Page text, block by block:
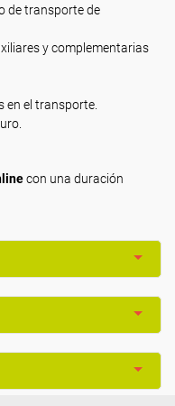
de transporte de
y complementarias
en el transporte.
con una duración